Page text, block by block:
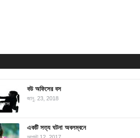
বউ অফিসের বস
জানু. 23, 2018
একটি সত্য ঘটনা অবলম্বনে
আগস্ট 12, 2017